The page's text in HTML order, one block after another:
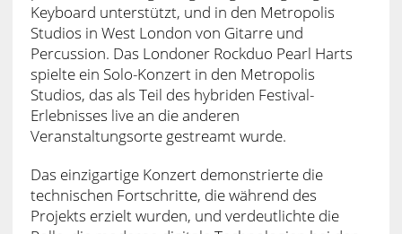
Keyboard unterstützt, und in den Metropolis
Studios in West London von Gitarre und
Percussion. Das Londoner Rockduo Pearl Harts
spielte ein Solo-Konzert in den Metropolis
Studios, das als Teil des hybriden Festival-
Erlebnisses live an die anderen
Veranstaltungsorte gestreamt wurde.
Das einzigartige Konzert demonstrierte die
technischen Fortschritte, die während des
Projekts erzielt wurden, und verdeutlichte die